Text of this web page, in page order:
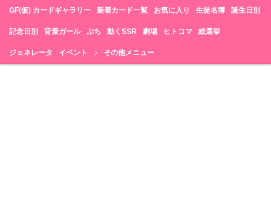
GF(仮) カードギャラリー 新着カード一覧 お気に入り 生徒名簿 誕生日別
記念日別 背景ガール ぷち 動くSSR 劇場 ヒトコマ 総選挙
ジェネレータ イベント ♪ その他メニュー